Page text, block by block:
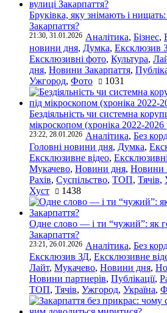
Бруківка, яку знімають і нищать:
Закарпаття?
21:30, 31.01.2026 Аналітика, Бізнес,
новини дня, Думка, Ексклюзив
Ексклюзивні фото, Культура,
дня, Новини Закарпаття,
Ужгород, Фото 1031
Бездіяльність чи системна
мікроскопом (хроніка 2022-2026
23:22, 28.01.2026 Аналітика, Без
Головні новини дня, Думка,
Ексклюзивне відео,
Мукачево, Новини дня, Новини
Рахів, Суспільство, ТОП, Тячів,
Хуст
1438
Одне слово — і ти “чужий”: як
Закарпаття?
23:21, 26.01.2026 Аналітика, Без
Ексклюзив ЗД, Ексклюзивне
Лайт, Мукачево, Новини дня,
Новини партнерів, Публікації,
ТОП, Тячів, Ужгород, Україна,